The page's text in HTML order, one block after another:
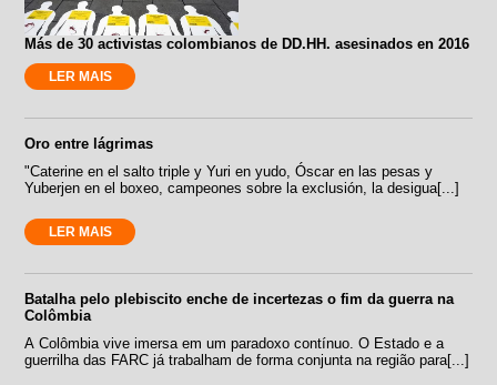
Más de 30 activistas colombianos de DD.HH. asesinados en 2016
LER MAIS
Oro entre lágrimas
"Caterine en el salto triple y Yuri en yudo, Óscar en las pesas y
Yuberjen en el boxeo, campeones sobre la exclusión, la desigua[...]
LER MAIS
Batalha pelo plebiscito enche de incertezas o fim da guerra na
Colômbia
A Colômbia vive imersa em um paradoxo contínuo. O Estado e a
guerrilha das FARC já trabalham de forma conjunta na região para[...]